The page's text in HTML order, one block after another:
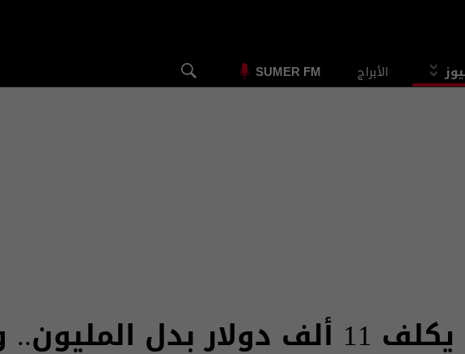
الأبراج SUMER FM
إسقاط المسيرات الإيرانية يكلف 11 ألف